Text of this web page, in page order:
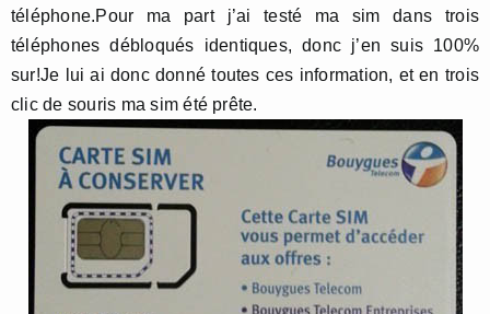
téléphone.Pour ma part j’ai testé ma sim dans trois
téléphones débloqués identiques, donc j’en suis 100%
sur!Je lui ai donc donné toutes ces information, et en trois
clic de souris ma sim été prête.